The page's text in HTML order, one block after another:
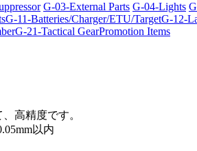
G-03-External Parts G-04-Lights
G-11-Batteries/Charger/ETU/TargetG-12-
G-21-Tactical GearPromotion Items
高精度です。
以内